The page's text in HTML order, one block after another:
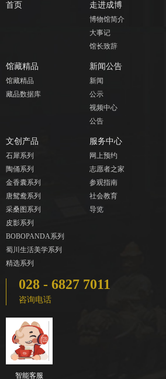
首页 走进成博
博物馆简介
大事记
馆长致辞
馆藏精品
馆藏精品
藏品数据库
新闻公告
新闻
公示
视频中心
公告
文创产品
石犀系列
陶俑系列
金香囊系列
唐鸳鸯系列
采桑图系列
皮影系列
BOBOPANDA系列
蜀川生活美学系列
精选系列
服务中心
网上预约
志愿者之家
参观指南
社会教育
导览
028 - 6827 7011
咨询电话
智能客服